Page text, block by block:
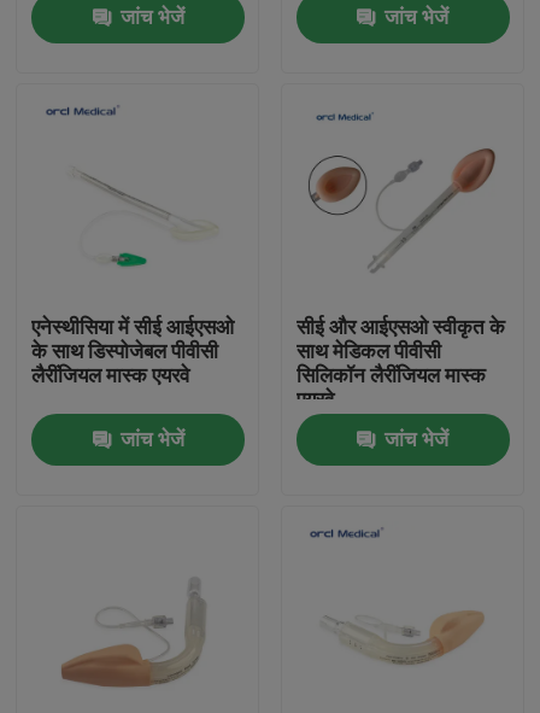
हमारे बारे में
गुणवत्ता नियंत्रण
जांच भेजें
जांच भेजें
एनेस्थीसिया में सीई आईएसओ
के साथ डिस्पोजेबल पीवीसी
लैरींजियल मास्क एयरवे
जांच भेजें
सीई और आईएसओ स्वीकृत के
साथ मेडिकल पीवीसी
सिलिकॉन लैरींजियल मास्क
एयरवे
जांच भेजें